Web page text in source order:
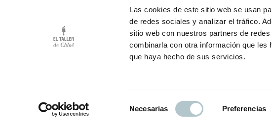
Las cookies de este sitio web se usan
de redes sociales y analizar el tráfico.
sitio web con nuestros partners de
combinarla con otra información que les
que haya hecho de sus servicios.
Necesarias Preferencias
Condiciones de uso
Política de Cookies